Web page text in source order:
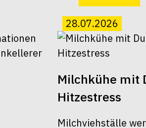
28.07.2026
Milchkühe mit
Hitzestress
Milchviehställe